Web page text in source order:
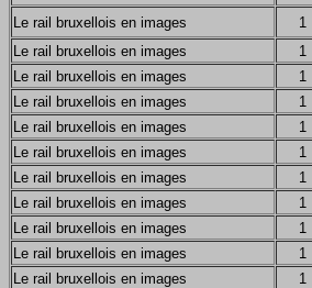
Le rail bruxellois en images
1
Le rail bruxellois en images
1
Le rail bruxellois en images
1
Le rail bruxellois en images
1
Le rail bruxellois en images
1
Le rail bruxellois en images
1
Le rail bruxellois en images
1
Le rail bruxellois en images
1
Le rail bruxellois en images
1
Le rail bruxellois en images
1
Le rail bruxellois en images
1